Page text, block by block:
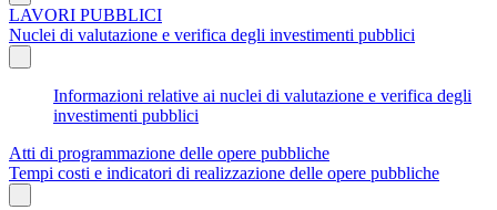
LAVORI PUBBLICI
Nuclei di valutazione e verifica degli investimenti pubblici
Informazioni relative ai nuclei di valutazione e verifica degli
investimenti pubblici
Atti di programmazione delle opere pubbliche
Tempi costi e indicatori di realizzazione delle opere pubbliche